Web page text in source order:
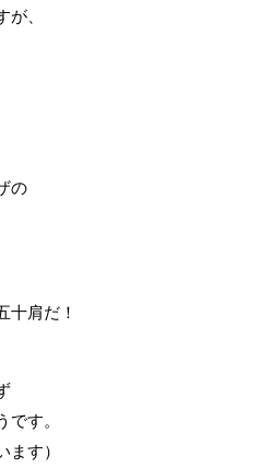
、
の
十肩だ！
す。
す）